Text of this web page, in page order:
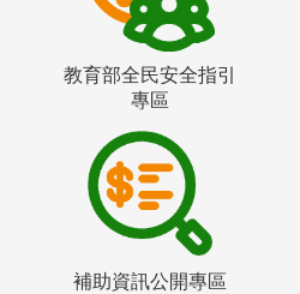
教育部全民安全指引
專區
補助資訊公開專區